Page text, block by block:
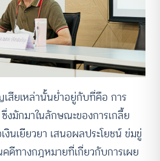
ยเหล่านั้นย่ำอยู่กับที่คือ การ
งมักมาในลักษณะของการเกลี้ย
นเยียวยา เสนอผลประโยชน์ ข่มขู่
คดีทางกฎหมายที่เกี่ยวกับการเผย